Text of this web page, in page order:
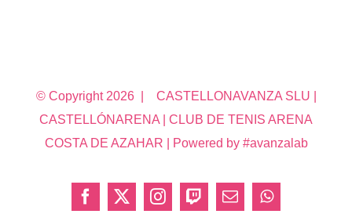
© Copyright 2026 | CASTELLONAVANZA SLU |
CASTELLÓNARENA | CLUB DE TENIS ARENA
COSTA DE AZAHAR | Powered by #avanzalab
Facebook
X InstagramTwitchCorreoWhatsApp